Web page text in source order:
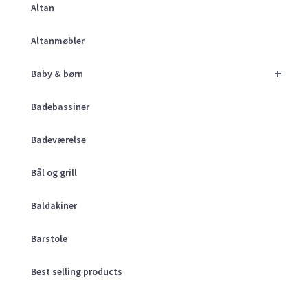
Altan
Altanmøbler
+
Baby & børn
Badebassiner
Badeværelse
Bål og grill
Baldakiner
Barstole
Best selling products